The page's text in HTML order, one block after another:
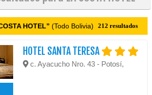
HOTEL” (Todo Bolivia) 212 resultados
HOTEL SANTA TERESA
c. Ayacucho Nro. 43 - Potosí,